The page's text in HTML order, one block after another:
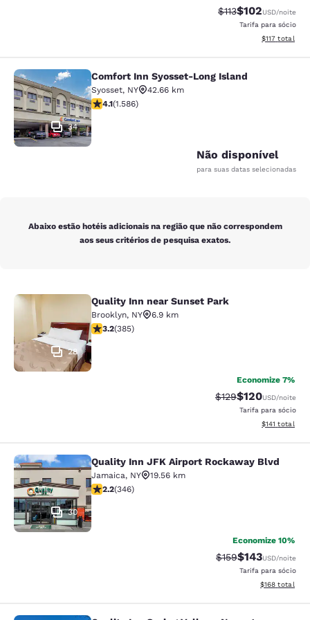
Tarifa anterior
$113Tarifa com
$102USD/noite
Tarifa para sócio
Exibir
$117 total
Comfort Inn Syosset-Long Island
34
Comfort Inn Syosset-Long Island
Syosset, NY
42.66 km
classificação 4.11 estrelas. Muito bom. 1586 avaliações
4.1(1.586)
Não disponível
para suas datas selecionadas
Abaixo estão hotéis adicionais na região que não correspondem
aos seus critérios de pesquisa exatos.
Quality Inn near Sunset Park
28
Quality Inn near Sunset Park
Brooklyn, NY
6.9 km
classificação 3.21 estrelas. Bom. 385 avaliações
3.2(385)
Economize 7%
Tarifa anterior
$129Tarifa com
$120USD/noite
Tarifa para sócio
Exibir
$141 total
Quality Inn JFK Airport Rockaway
30
Quality Inn JFK Airport Rockaway Blvd
Jamaica, NY
19.56 km
classificação 2.24 estrelas. Razoável. 346 avaliações
2.2(346)
Economize 10%
Tarifa anterior
$159Tarifa com
$143USD/noite
Tarifa para sócio
Exibir
$168 total